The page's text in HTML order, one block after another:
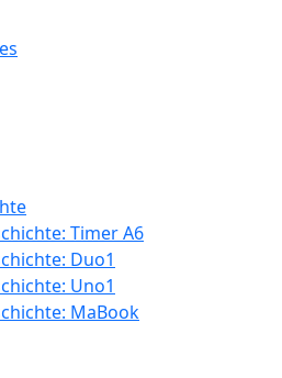
Timer A6
Duo1
Uno1
MaBook